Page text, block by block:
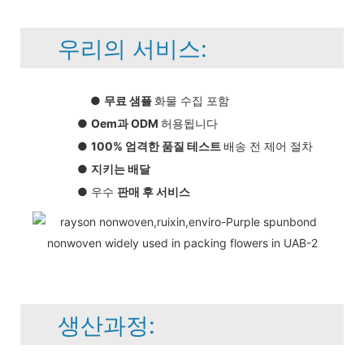
우리의 서비스:
● 무료 샘플 화물 수집 포함
● Oem과 ODM 허용됩니다
● 100% 엄격한 품질 테스트배송 전 제어 절차
● 지키는 배달
● 우수 판매 후 서비스
생산과정: